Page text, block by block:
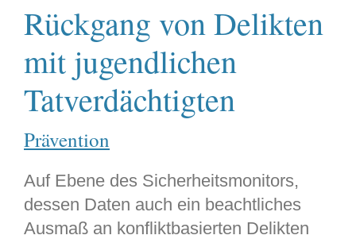
Rückgang von Delikten
mit jugendlichen
Tatverdächtigten
Prävention
Auf Ebene des Sicherheitsmonitors,
dessen Daten auch ein beachtliches
Ausmaß an konfliktbasierten Delikten